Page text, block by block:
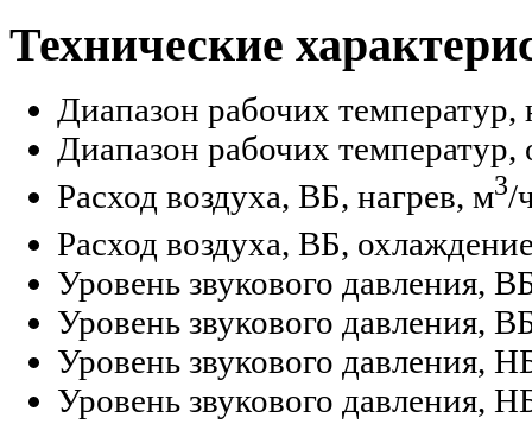
Технические
Диапазон рабочих температур,
Диапазон рабочих температур,
Расход воздуха, ВБ, нагрев, м3/
Расход воздуха, ВБ,
Уровень звукового давления,
Уровень звукового давления,
Уровень звукового давления,
Уровень звукового давления,